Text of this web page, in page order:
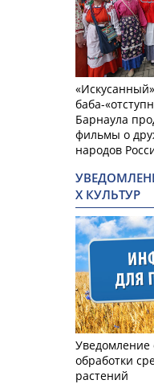
баба-
Барнаула
фильмы о
народов
Х КУЛЬТУР
Уведомление
обработки
растений